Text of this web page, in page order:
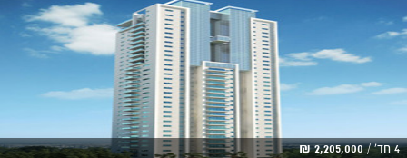
4 חד' / 2,205,000 ₪